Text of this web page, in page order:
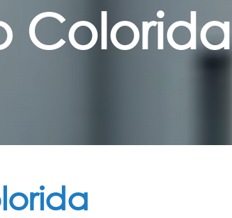
Colorida